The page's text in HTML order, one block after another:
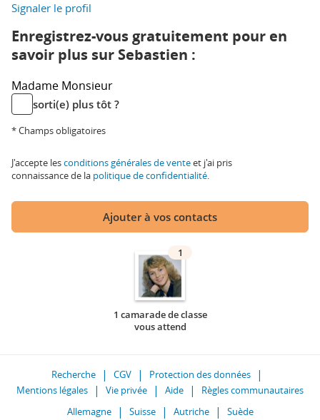
Signaler le profil
Enregistrez-vous gratuitement pour en
savoir plus sur Sebastien :
Madame Monsieur
sorti(e) plus tôt ?
* Champs obligatoires
J'accepte lesconditions générales de venteet j'ai pris
connaissance de la politique de confidentialité.
Ajouter à vos contacts
1
1 camarade de classe
vous attend
Recherche CGV
Protection des données
Mentions légales
Vie privée Aide
Règles communautaires
Allemagne
Suisse Autriche Suède